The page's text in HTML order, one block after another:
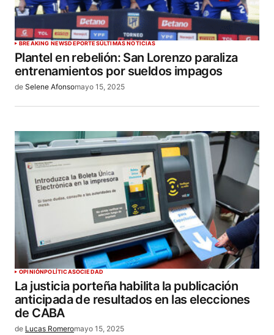
BREAKING NEWSDEPORTESÚLTIMAS NOTICIAS
Plantel en rebelión: San Lorenzo paraliza
entrenamientos por sueldos impagos
de Selene Afonsomayo 15, 2025
OPINIÓNPOLÍTICASOCIEDAD
La justicia porteña habilita la publicación
anticipada de resultados en las elecciones
de CABA
de Lucas Romeromayo 15, 2025